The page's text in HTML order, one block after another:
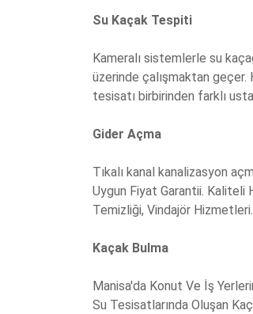
Su Kaçak Tespiti
Kameralı sistemlerle su
üzerinde çalışmaktan geçer.
tesisatı birbirinden farklı
Gider Açma
Tıkalı kanal kanalizasyon
Uygun Fiyat Garantii. Kaliteli
Temizliği, Vindajör Hizmetleri.
Kaçak Bulma
Manisa'da Konut Ve İş
Su Tesisatlarında Oluşan